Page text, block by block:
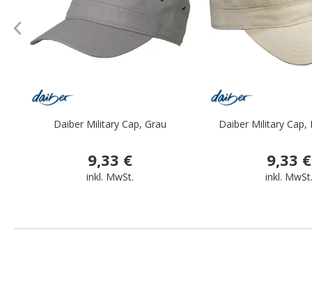
Daiber Military Cap, Grau
9,33 €
inkl. MwSt.
Daiber Military Cap,
9,33 €
inkl.